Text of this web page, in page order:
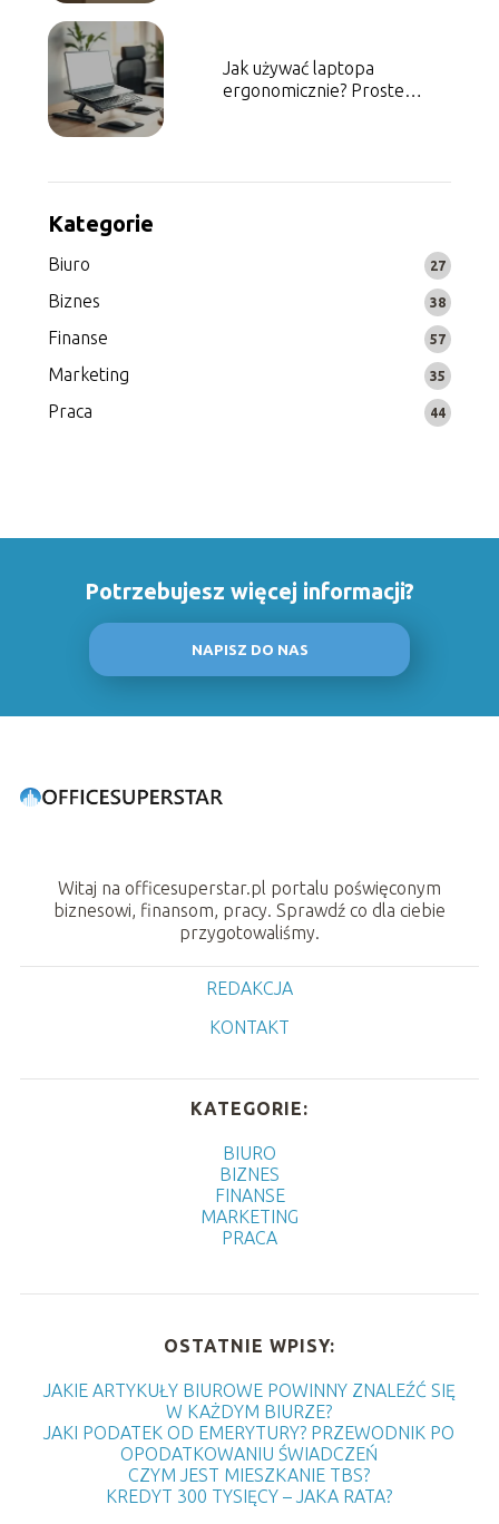
Jak używać laptopa
ergonomicznie? Proste
Kategorie
Biuro 27
Biznes 38
Finanse 57
Marketing 35
Praca 44
Potrzebujesz więcej informacji?
NAPISZ DO NAS
Witaj na officesuperstar.pl portalu poświęconym
biznesowi, finansom, pracy. Sprawdź co dla ciebie
przygotowaliśmy.
REDAKCJA
KONTAKT
KATEGORIE:
BIURO
BIZNES
FINANSE
MARKETING
PRACA
OSTATNIE WPISY:
JAKIE ARTYKUŁY BIUROWE POWINNY ZNALEŹĆ SIĘ
W KAŻDYM BIURZE?
JAKI PODATEK OD EMERYTURY? PRZEWODNIK PO
OPODATKOWANIU ŚWIADCZEŃ
CZYM JEST MIESZKANIE TBS?
KREDYT 300 TYSIĘCY – JAKA RATA?